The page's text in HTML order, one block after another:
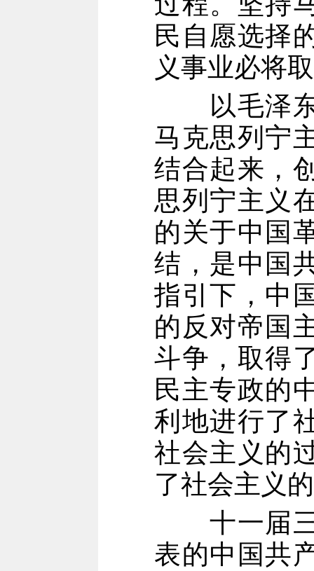
民自愿选择
义事业必将
以毛泽东
马克思列宁
结合起来，
思列宁主义
的关于中国
结，是中国
指引下，中
的反对帝国
斗争，取得
民主专政的
利地进行了
社会主义的
了社会主义
十一届三
表的中国共